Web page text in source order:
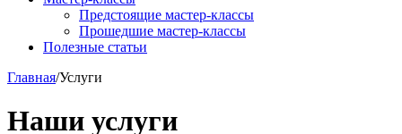
Предстоящие мастер-классы
Прошедшие мастер-классы
Полезные статьи
Главная/Услуги
Наши услуги